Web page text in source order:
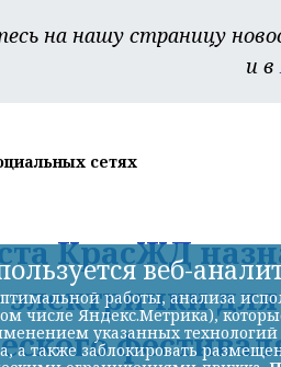
на нашу страницу
и в
сетях
КрасЖД
веб-
работы, анализа
числе Яндекс.Метрика),
указанных
а также заблокировать